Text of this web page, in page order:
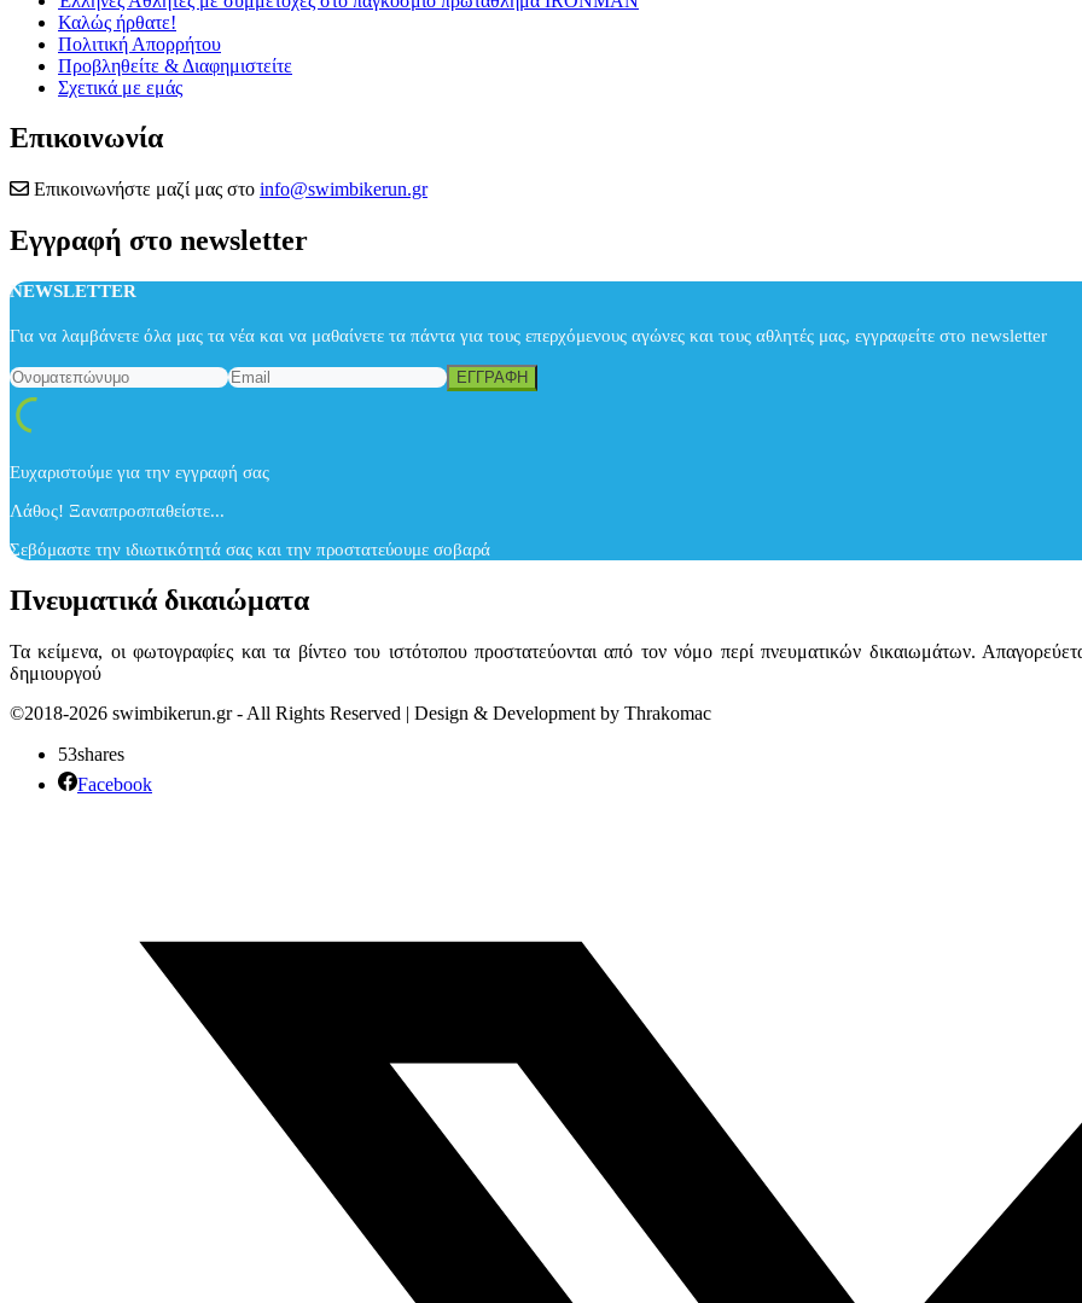
Καλώς ήρθατε!
Πολιτική Απορρήτου
Προβληθείτε & Διαφημιστείτε
Σχετικά με εμάς
Επικοινωνία
Επικοινωνήστε μαζί μας στο info@swimbikerun.gr
Εγγραφή στο newsletter
NEWSLETTER
Για να λαμβάνετε όλα μας τα νέα και να μαθαίνετε τα πάντα για τους επερχόμενους αγώνες και τους αθλητές μας, εγγραφείτε στο newsletter
Ευχαριστούμε για την εγγραφή σας
Λάθος! Ξαναπροσπαθείστε...
Σεβόμαστε την ιδιωτικότητά σας και την προστατεύουμε σοβαρά
Πνευματικά δικαιώματα
Τα κείμενα, οι φωτογραφίες και τα βίντεο του ιστότοπου προστατεύονται από τον νόμο περί πνευματικών δικαιωμάτων.
δημιουργού
©2018-2026 swimbikerun.gr - All Rights Reserved | Design & Development by Thrakomac
53shares
Facebook